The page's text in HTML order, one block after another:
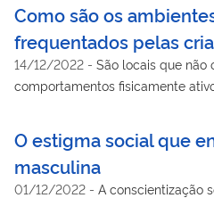
Como são os
frequentados pelas
14/12/2022 - São locais que não
comportamentos fisicamente
O estigma social que
masculina
01/12/2022 - A conscientização